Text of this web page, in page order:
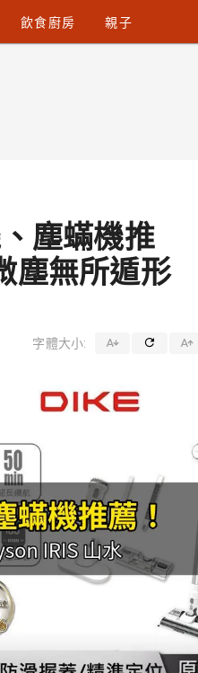
飲食廚房 親子
塵蟎機推
塵無所遁形
字體大小: